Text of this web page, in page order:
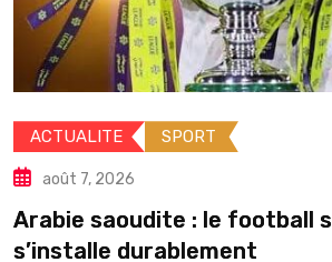
ACTUALITE POLITIQUE
août 7, 2026
Élections locales : le